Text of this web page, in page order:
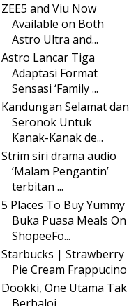
ZEE5 and Viu Now
Available on Both
Astro Ultra and...
Astro Lancar Tiga
Adaptasi Format
Sensasi ‘Family ...
Kandungan Selamat dan
Seronok Untuk
Kanak-Kanak de...
Strim siri drama audio
‘Malam Pengantin’
terbitan ...
5 Places To Buy Yummy
Buka Puasa Meals On
ShopeeFo...
Starbucks | Strawberry
Pie Cream Frappucino
Dookki, One Utama Tak